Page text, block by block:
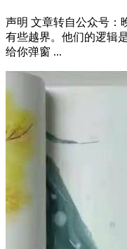
声明 文章转自公众号：
有些越界。他们的逻辑
给你弹窗 ...